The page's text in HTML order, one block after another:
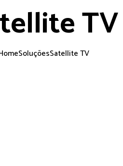
TV
SoluçõesSatellite TV